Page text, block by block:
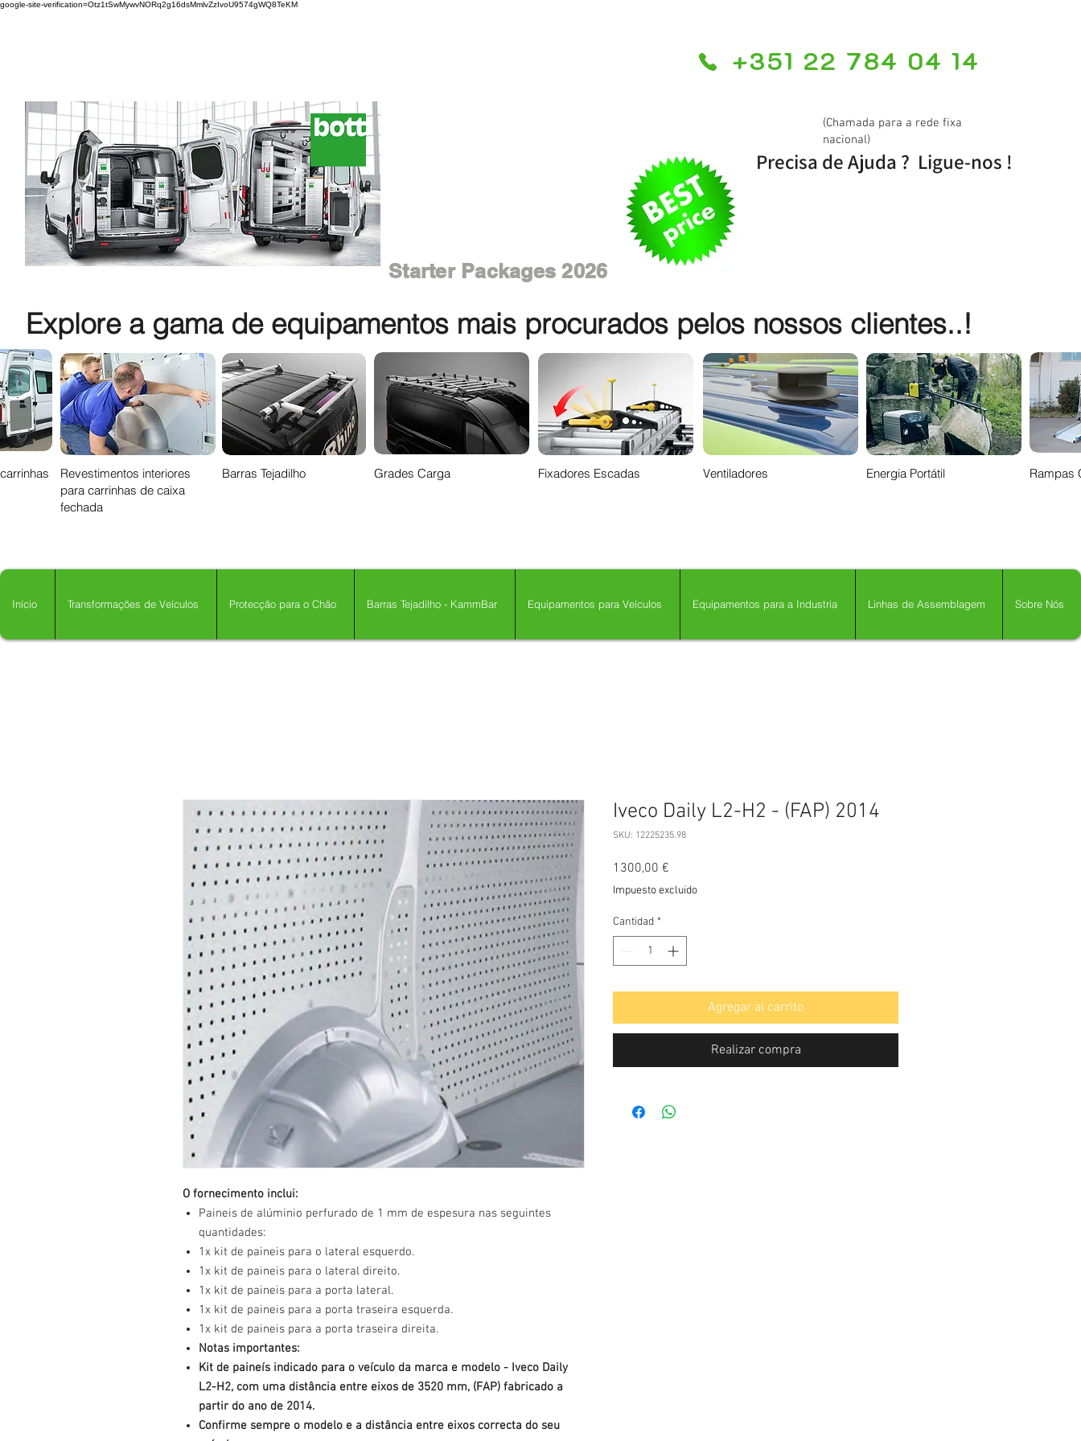
google-site-verification=Otz1tSwMywvNORq2g16dsMmlvZzIvoU9574gWQ8TeKM
+351 22 784 04 14
Starter Packages 2026
(Chamada para a rede fixa
nacional)
Precisa de Ajuda ? Ligue-nos !
Explore a gama de equipamentos mais procurados pelos nossos clientes..!
Revestimentos interiores
para carrinhas de caixa
fechada
Barras Tejadilho Grades Carga Fixadores Escadas Ventiladores Energia Portátil Rampas
Início Transformações de Veículos Protecção para o Chão Barras Tejadilho - KammBar Equipamentos para Veículos Equipamentos para a Industria Linhas de Assemblagem Sobre Nós
O fornecimento inclui:
Paineis de alúminio perfurado de 1 mm de espesura nas seguintes
quantidades:
1x kit de paineis para o lateral esquerdo.
1x kit de paineis para o lateral direito.
1x kit de paineis para a porta lateral.
1x kit de paineis para a porta traseira esquerda.
1x kit de paineis para a porta traseira direita.
Notas importantes:
Kit de paineís indicado para o veículo da marca e modelo - Iveco Daily
L2-H2, com uma distância entre eixos de 3520 mm, (FAP) fabricado a
partir do ano de 2014.
Confirme sempre o modelo e a distância entre eixos correcta do seu
Iveco Daily L2-H2 - (FAP) 2014
SKU: 12225235.98
1300,00 €
Impuesto excluido
Cantidad *
Agregar al carrito
Realizar compra